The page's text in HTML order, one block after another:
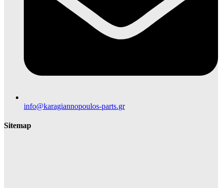
info@karagiannopoulos-parts.gr
Sitemap